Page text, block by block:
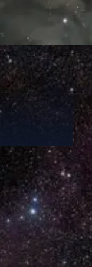
https://thienvanhoc.edu.vn/tim-hieu-tinh-van